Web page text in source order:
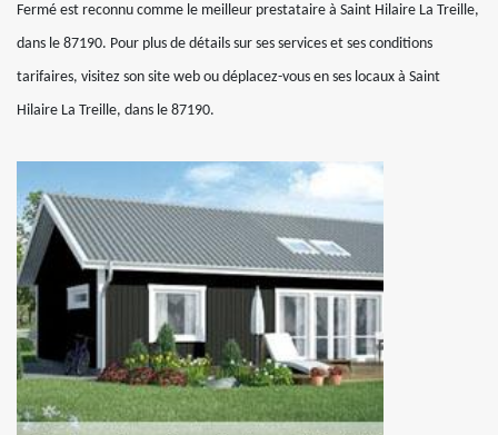
Fermé est reconnu comme le meilleur prestataire à Saint Hilaire La Treille,
dans le 87190. Pour plus de détails sur ses services et ses conditions
tarifaires, visitez son site web ou déplacez-vous en ses locaux à Saint
Hilaire La Treille, dans le 87190.